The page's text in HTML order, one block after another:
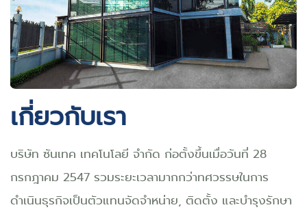
เกี่ยวกับเรา
บริษัท ซันเทค เทคโนโลยี จำกัด ก่อตั้งขึ้นเมื่อวันที่ 28
กรกฎาคม 2547 รวมระยะเวลามากกว่าทศวรรษในการ
ดำเนินธุรกิจเป็นตัวแทนจัดจำหน่าย, ติดตั้ง และบำรุงรักษา